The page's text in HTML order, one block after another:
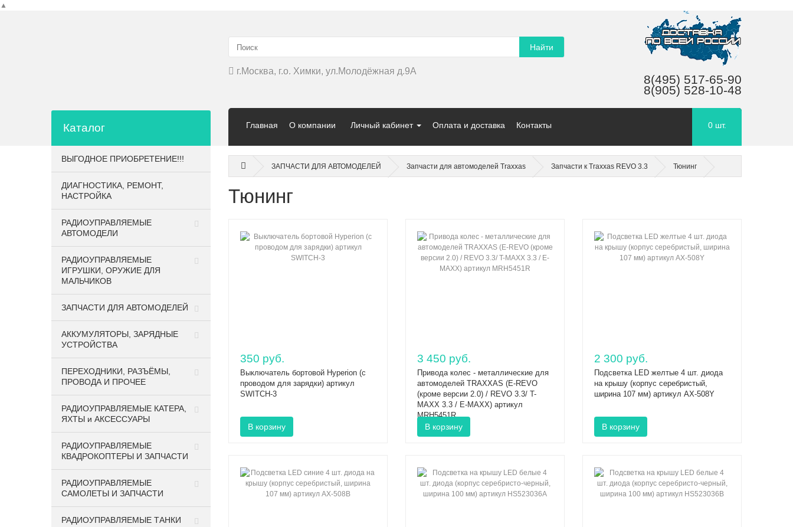
▲
г.Москва, г.о. Химки, ул.Молодёжная д.9А
8(495) 517-65-90
8(905) 528-10-48
Главная О компании Личный кабинет Оплата и доставка Контакты 0 шт.
Каталог
ВЫГОДНОЕ ПРИОБРЕТЕНИЕ!!!
ДИАГНОСТИКА, РЕМОНТ,
НАСТРОЙКА
РАДИОУПРАВЛЯЕМЫЕ
АВТОМОДЕЛИ
РАДИОУПРАВЛЯЕМЫЕ
ИГРУШКИ, ОРУЖИЕ ДЛЯ
МАЛЬЧИКОВ
ЗАПЧАСТИ ДЛЯ АВТОМОДЕЛЕЙ
АККУМУЛЯТОРЫ, ЗАРЯДНЫЕ
УСТРОЙСТВА
ПЕРЕХОДНИКИ, РАЗЪЁМЫ,
ПРОВОДА И ПРОЧЕЕ
РАДИОУПРАВЛЯЕМЫЕ КАТЕРА,
ЯХТЫ и АКСЕССУАРЫ
РАДИОУПРАВЛЯЕМЫЕ
КВАДРОКОПТЕРЫ И ЗАПЧАСТИ
РАДИОУПРАВЛЯЕМЫЕ
САМОЛЕТЫ И ЗАПЧАСТИ
РАДИОУПРАВЛЯЕМЫЕ ТАНКИ
ЗАПЧАСТИ ДЛЯ АВТОМОДЕЛЕЙ Запчасти для автомоделей Traxxas Запчасти к Traxxas REVO 3.3 Тюнинг
Тюнинг
350 руб.
Выключатель бортовой Hyperion (с
проводом для зарядки) артикул
SWITCH-3
3 450 руб.
Привода колес - металлические для
автомоделей TRAXXAS (E-REVO
(кроме версии 2.0) / REVO 3.3/ T-
MAXX 3.3 / E-MAXX) артикул
MRH5451R
2 300 руб.
Подсветка LED желтые 4 шт. диода
на крышу (корпус серебристый,
ширина 107 мм) артикул AX-508Y